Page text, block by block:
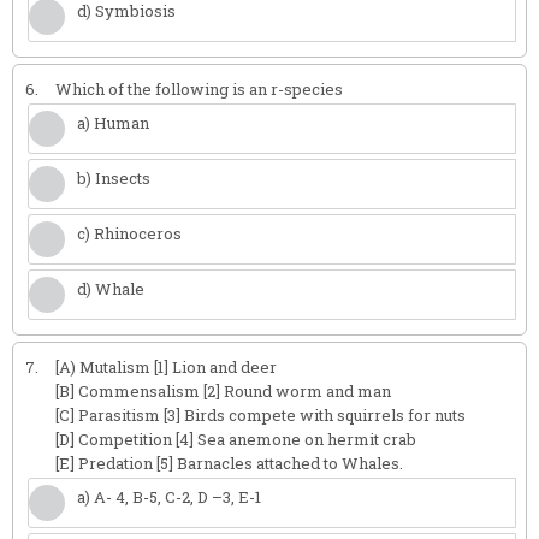
d) Symbiosis
6.
Which of the following is an r-species
a) Human
b) Insects
c) Rhinoceros
d) Whale
7.
[A) Mutalism [1] Lion and deer
[B] Commensalism [2] Round worm and man
[C] Parasitism [3] Birds compete with squirrels for nuts
[D] Competition [4] Sea anemone on hermit crab
[E] Predation [5] Barnacles attached to Whales.
a) A- 4, B-5, C-2, D –3, E-1